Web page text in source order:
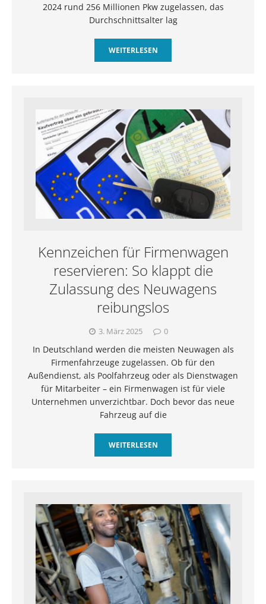
2024 rund 256 Millionen Pkw zugelassen, das
Durchschnittsalter lag
WEITERLESEN
Kennzeichen für Firmenwagen
reservieren: So klappt die
Zulassung des Neuwagens
reibungslos
3. März 2025 0
In Deutschland werden die meisten Neuwagen als
Firmenfahrzeuge zugelassen. Ob für den
Außendienst, als Poolfahrzeug oder als Dienstwagen
für Mitarbeiter – ein Firmenwagen ist für viele
Unternehmen unverzichtbar. Doch bevor das neue
Fahrzeug auf die
WEITERLESEN